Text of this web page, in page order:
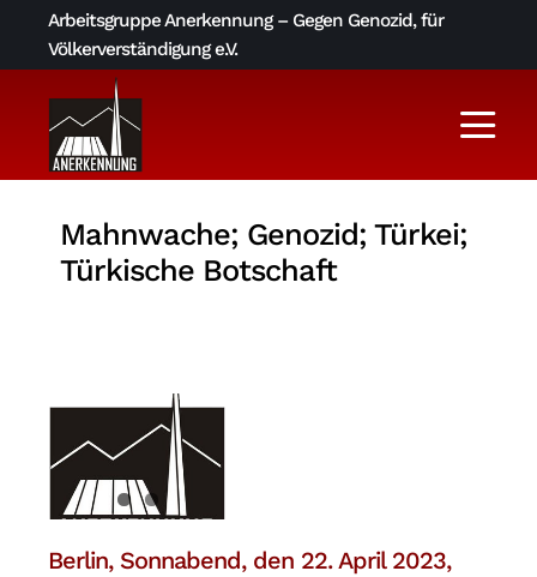
Arbeitsgruppe Anerkennung – Gegen Genozid, für
Völkerverständigung e.V.
Über uns
Suche
Mahnwache; Genozid; Türkei;
Türkische Botschaft
Berlin, Sonnabend, den 22. April 2023,